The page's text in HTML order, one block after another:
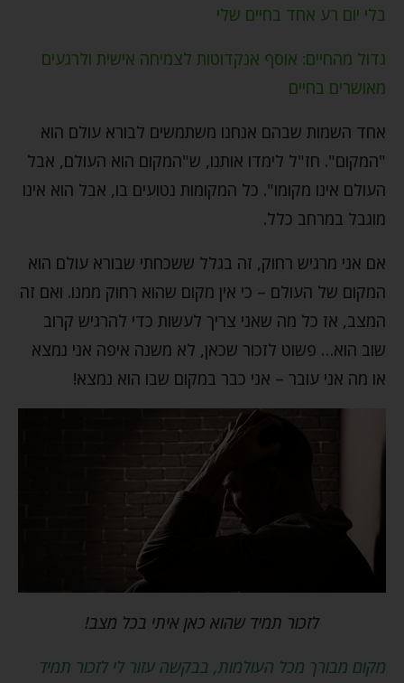
בלי יום רע אחד בחיים שלי
גדול מהחיים: אוסף אנקדוטות לצמיחה אישית ולרגעים
מאושרים בחיים
אחד השמות שבהם אנחנו משתמשים לבורא עולם הוא
"המקום". חז"ל לימדו אותנו, ש"המקום הוא העולם, אבל
העולם אינו מקומו". כל המקומות נטועים בו, אבל הוא אינו
מוגבל במרחב כלל.
אם אני מרגיש רחוק, זה בגלל ששכחתי שבורא עולם הוא
המקום של העולם – כי אין מקום שהוא רחוק ממנו. ואם זה
המצב, אז כל מה שאני צריך לעשות כדי להרגיש קרוב
שוב הוא… פשוט לזכור שכאן, לא משנה איפה אני נמצא
או מה אני עובר – אני כבר במקום שבו הוא נמצא!
לזכור תמיד שהוא כאן איתי בכל מצב!
מקום מבורך מכל העולמות, בבקשה עזור לי לזכור תמיד